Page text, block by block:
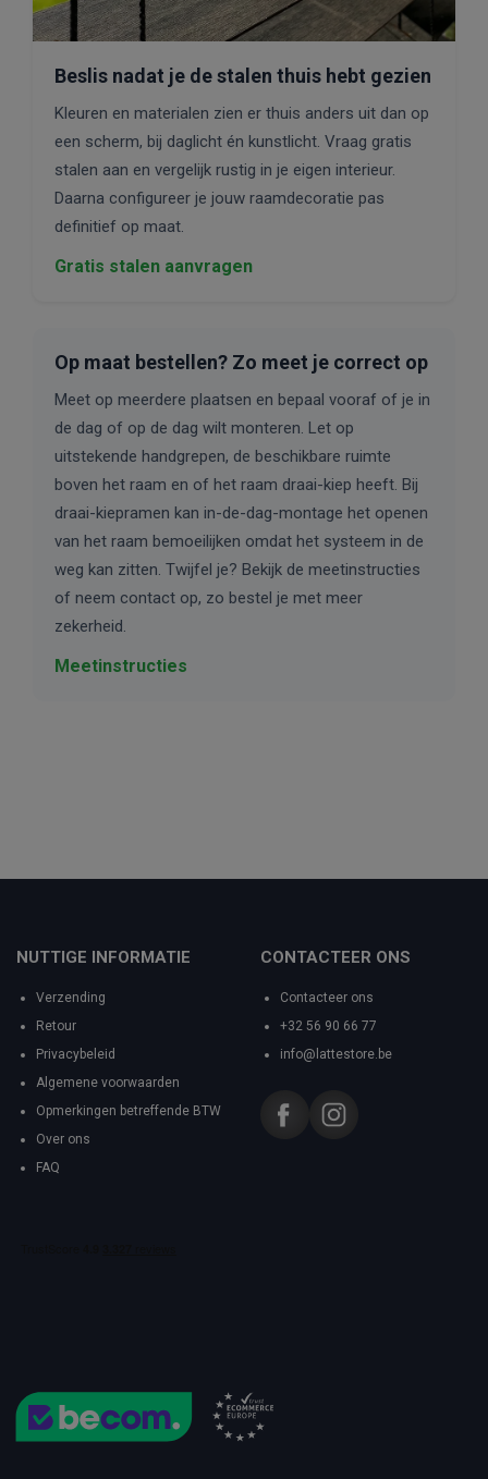
Beslis nadat je de stalen thuis hebt gezien
Kleuren en materialen zien er thuis anders uit dan op
een scherm, bij daglicht én kunstlicht. Vraag gratis
stalen aan en vergelijk rustig in je eigen interieur.
Daarna configureer je jouw raamdecoratie pas
definitief op maat.
Gratis stalen aanvragen
Op maat bestellen? Zo meet je correct op
Meet op meerdere plaatsen en bepaal vooraf of je in
de dag of op de dag wilt monteren. Let op
uitstekende handgrepen, de beschikbare ruimte
boven het raam en of het raam draai-kiep heeft. Bij
draai-kiepramen kan in-de-dag-montage het openen
van het raam bemoeilijken omdat het systeem in de
weg kan zitten. Twijfel je? Bekijk de meetinstructies
of neem contact op, zo bestel je met meer
zekerheid.
Meetinstructies
NUTTIGE INFORMATIE
Verzending
Retour
Privacybeleid
Algemene voorwaarden
Opmerkingen betreffende BTW
Over ons
FAQ
CONTACTEER ONS
Contacteer ons
+32 56 90 66 77
info@lattestore.be